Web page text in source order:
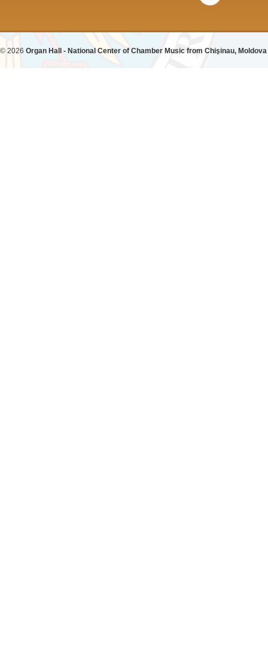
© 2026 Organ Hall - National Center of Chamber Music from Chişinau, Moldova